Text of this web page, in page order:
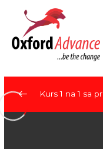
Kurs 1 na 1 sa